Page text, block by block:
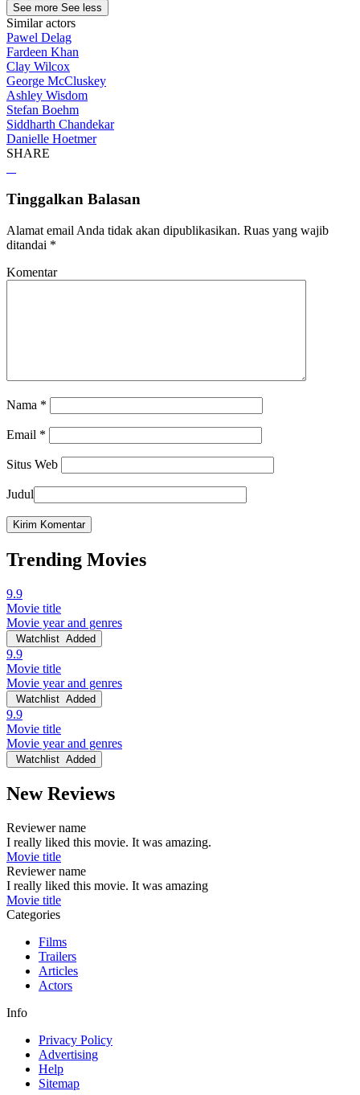
See more See less
Similar actors
Pawel Delag
Fardeen Khan
Clay Wilcox
George McCluskey
Ashley Wisdom
Stefan Boehm
Siddharth Chandekar
Danielle Hoetmer
SHARE
Tinggalkan Balasan
Alamat email Anda tidak akan dipublikasikan. Ruas yang wajib
ditandai *
Komentar
Nama *
Email *
Situs Web
Judul
Trending Movies
9.9
Movie title
Movie year and genres
Watchlist Added
9.9
Movie title
Movie year and genres
Watchlist Added
9.9
Movie title
Movie year and genres
Watchlist Added
New Reviews
Reviewer name
I really liked this movie. It was amazing.
Movie title
Reviewer name
I really liked this movie. It was amazing
Movie title
Categories
Films
Trailers
Articles
Actors
Info
Privacy Policy
Advertising
Help
Sitemap